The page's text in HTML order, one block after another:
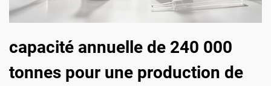
capacité annuelle de 240 000
tonnes pour une production de